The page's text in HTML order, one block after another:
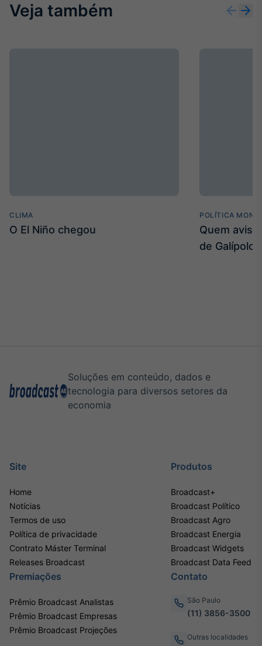
Veja também
CLIMA
O El Niño chegou
POLÍTICA
Quem
de Galípolo
Soluções em conteúdo, dados e
tecnologia para diversos setores da
economia
Site
Home
Notícias
Termos de uso
Política de privacidade
Contrato Máster Terminal
Releases Broadcast
Produtos
Broadcast+
Broadcast Político
Broadcast Agro
Broadcast Energia
Broadcast Widgets
Broadcast Data Feed
Premiações
Prêmio Broadcast Analistas
Prêmio Broadcast Empresas
Prêmio Broadcast Projeções
Contato
São Paulo
(11) 3856-3500
Outras localidades